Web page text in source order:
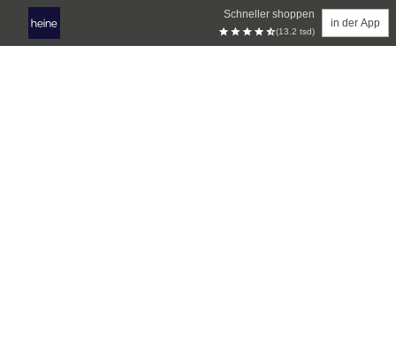
Schneller shoppen
(13.2 tsd)
in der App